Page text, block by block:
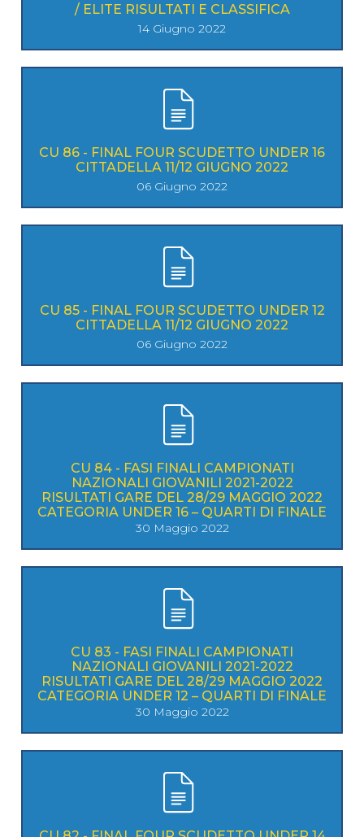
/ ELITE RISULTATI E CLASSIFICA
14 Giugno 2022
CU 86 - FINAL FOUR SCUDETTO UNDER 16
CITTADELLA 11/12 GIUGNO 2022
06 Giugno 2022
CU 85 - FINAL FOUR SCUDETTO UNDER 12
CITTADELLA 11/12 GIUGNO 2022
06 Giugno 2022
CU 84 - FASI FINALI CAMPIONATI
NAZIONALI GIOVANILI 2021-2022
RISULTATI GARE DEL 28/29 MAGGIO 2022
CATEGORIA UNDER 16 – QUARTI DI FINALE
30 Maggio 2022
CU 83 - FASI FINALI CAMPIONATI
NAZIONALI GIOVANILI 2021-2022
RISULTATI GARE DEL 28/29 MAGGIO 2022
CATEGORIA UNDER 12 – QUARTI DI FINALE
30 Maggio 2022